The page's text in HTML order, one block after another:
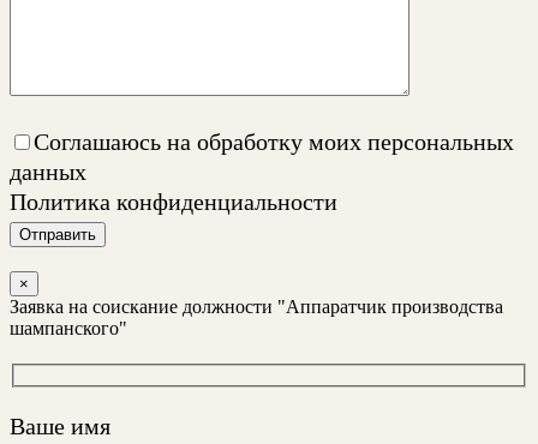
Соглашаюсь на обработку моих персональных
данных
Политика конфиденциальности
Отправить
×
Заявка на соискание должности "Аппаратчик производства
шампанского"
Ваше имя